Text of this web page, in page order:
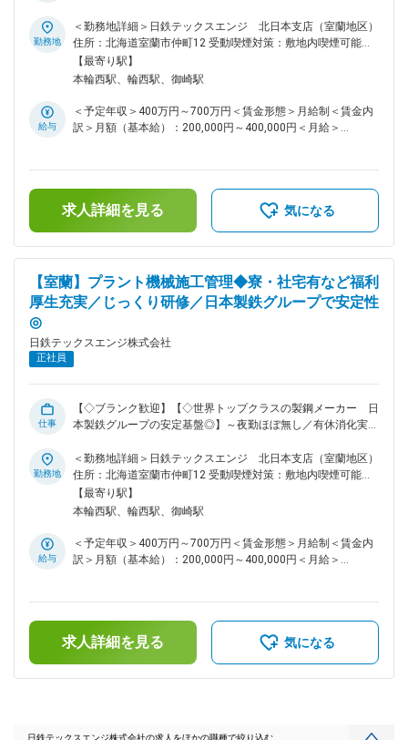
度あり(家賃一部負担)、独身寮完備。ベネフィットステーショ
ンや提携宿泊移設も利用可能です。 また、ノー残業DAYを設
けたり、有給消化実績は16.7日、希望日も通りやすい環境な
ど、ワークライフバランスを整えられる取り組みも実現してい
ます。 変更の範囲：会社の定める業務
げ社宅制度あり～ ■業務内容 製鉄所構内を中心に、再生可能
エネルギー分野（バイオマス発電､ソーラー発電）に関する電
気工事施工管理に従事していただきます。 現地着工前に施工
方法を立案・計画し、施工中の現場マネジメントを行うことが
トです。 ◎直近では業務平準化のためにフロントローディン
グを、高効率化のために3D技術やICTツールを取入れているた
す。 ■配属先 電計工事5部は約40名体制で、若手から経験豊富
なベテラン社員まで幅広く活躍しています。 日々の業務を通
じて自身の成長実感や達成感を得ることができる環境です。 ■
当社について 鉄鋼分野を中心に、機械、電気計装、土木、建
フトウェアまで、総合エンジニアリング企業として、10,000
人を超えるものづくりのプロフェッショナルたちが幅広いフィ
ールドで活躍しています。 ◇充実の福利厚生 借り上げ社宅制
度あり(家賃一部負担)、独身寮完備。ベネフィットステーショ
けたり、有給消化実績は16.7日、希望日も通りやすい環境な
ど、ワークライフバランスを整えられる取り組みも実現してい
ます。 ◇じっくり教育・研修 配属後のOJT教育もございます
が、階層別研修など研修に力を入れています。 安全面・品質
面に対する基礎教養のほか、作業者の実務を体感できる模擬演
練設備「TEX-DOJO」にて作業演練を受ける機会や、 特殊ス
きるなど、 機械工事における知識・技術が多岐にわたる中
で、現場の環境や制約に合ったより良い方法を学べる環境を整
勤務地
＜勤務地詳細＞日鉄テックスエンジ 北日本支店（室蘭地区）
住所：北海道室蘭市仲町12 受動喫煙対策：敷地内喫煙可能場
所あり変更の範囲：会社の定める事業所
【最寄り駅】
本輪西駅、輪西駅、御崎駅
給与
＜予定年収＞400万円～700万円＜賃金形態＞月給制＜賃金内
訳＞月額（基本給）：200,000円～400,000円＜月給＞
11,300円 ■諸手当（通勤手当、残業手当（30～40％割増で支
給、住宅手当、子 ども手当、交代手当、付手当、呼出手当、
特別出勤手当、…他）賃金はあくまでも目安の金額であり、選
を含めた表記です。
求人詳細を見る 気になる
【室蘭】プラント機械施工管理◆寮・社宅有など福利
厚生充実／じっくり研修／日本製鉄グループで安定性
◎
日鉄テックスエンジ株式会社
正社員
仕事
【◇ブランク歓迎】【◇世界トップクラスの製鋼メーカー 日
本製鉄グループの安定基盤◎】～夜勤ほぼ無し／有休消化実績
げ社宅制度あり～ ■業務内容 日本製鉄構内外の各種プラント
に対し、新規据付・既設改造・解体工事を行っています。 現
地着工前に施工方法を立案・計画し、施工中の現場マネジメン
トを行うことが主な業務です。 ◎直近では業務平準化のため
ールを取入れているため、 iPadを含むITツールで事務仕事
に対応しつつ、現場で作業者の方々とコミュニケーションを取
く活躍しています。 「先を見て・考え・動くこと」を大切に
しており、 潜んでいる危険を「想像」し、危険に対するハー
ド対策を「立案」し、それらを皆で「実行」することが日課で
す。 工事部の約1/3を占める若手も、上司の手厚いサポートを
くりのプロフェッショナルたちが幅広いフィールドで活躍して
勤務地
＜勤務地詳細＞日鉄テックスエンジ 北日本支店（室蘭地区）
住所：北海道室蘭市仲町12 受動喫煙対策：敷地内喫煙可能場
所あり変更の範囲：会社の定める事業所
【最寄り駅】
本輪西駅、輪西駅、御崎駅
給与
＜予定年収＞400万円～700万円＜賃金形態＞月給制＜賃金内
訳＞月額（基本給）：200,000円～400,000円＜月給＞
11,300円 ■諸手当（通勤手当、残業手当（30～40％割増で支
給、住宅手当、子 ども手当、交代手当、付手当、呼出手当、
特別出勤手当、…他）賃金はあくまでも目安の金額であり、選
求人詳細を見る 気になる
日鉄テックスエンジ株式会社の求人をほかの職種で絞り込む